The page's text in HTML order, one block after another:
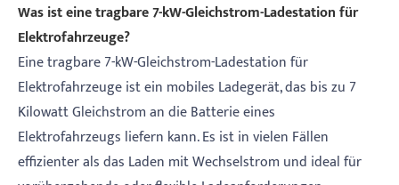
Was ist eine tragbare 7-kW-Gleichstrom-Ladestation für
Elektrofahrzeuge?
Eine tragbare 7-kW-Gleichstrom-Ladestation für
Elektrofahrzeuge ist ein mobiles Ladegerät, das bis zu 7
Kilowatt Gleichstrom an die Batterie eines
Elektrofahrzeugs liefern kann. Es ist in vielen Fällen
effizienter als das Laden mit Wechselstrom und ideal für